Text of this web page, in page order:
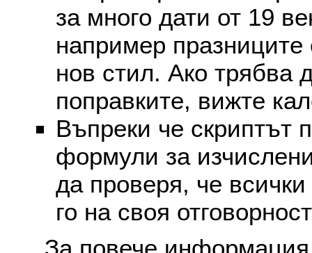
за много дати от 19
например празниците
нов стил. Ако трябва
поправките, вижте
Въпреки че скриптът
формули за
да проверя, че
го на своя